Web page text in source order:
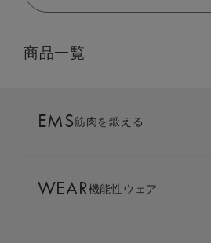
LIVE SHOPPING
AMBASSADOR
SIXPAD APP
商品一覧
EMS筋肉を鍛える
WEAR機能性ウェア